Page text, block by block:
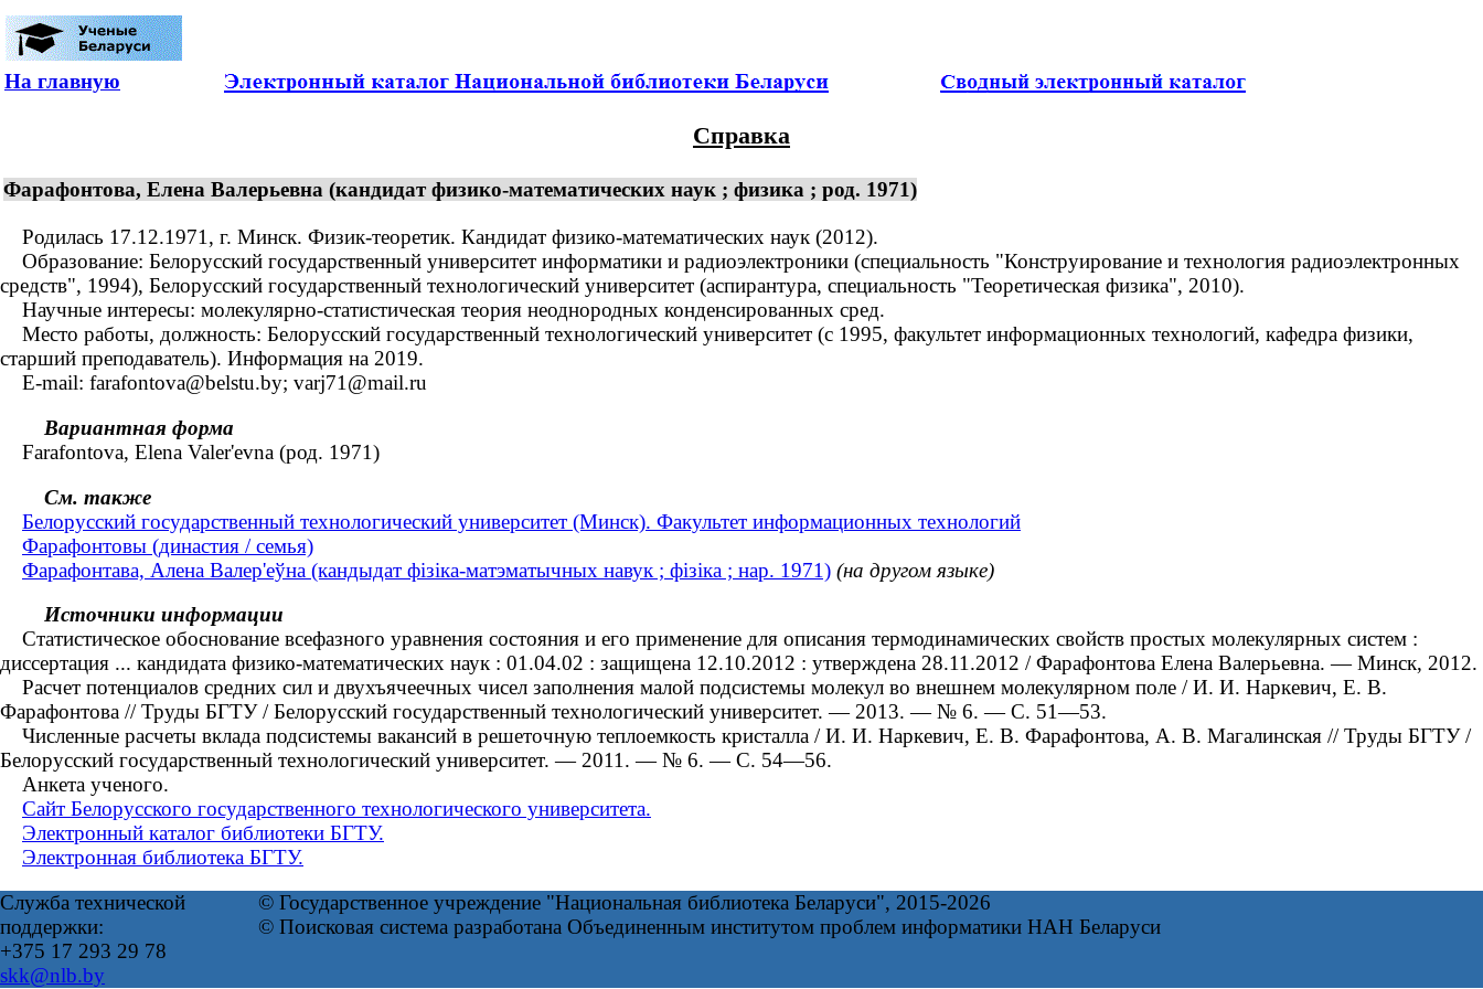
На главную
Справка
Фарафонтова, Елена Валерьевна (кандидат физико-математических наук ; физика ; род. 1971)
Родилась 17.12.1971, г. Минск. Физик-теоретик. Кандидат физико-математических наук (2012).
Образование: Белорусский государственный университет информатики и радиоэлектроники (специальность "Конструирование и технология радиоэлектронных
средств", 1994), Белорусский государственный технологический университет (аспирантура, специальность "Теоретическая физика", 2010).
Научные интересы: молекулярно-статистическая теория неоднородных конденсированных сред.
Место работы, должность: Белорусский государственный технологический университет (с 1995, факультет информационных технологий, кафедра физики,
старший преподаватель). Информация на 2019.
E-mail: farafontova@belstu.by; varj71@mail.ru
Вариантная форма
Farafontova, Elena Valer'evna (род. 1971)
См. также
Белорусский государственный технологический университет (Минск). Факультет информационных технологий
Фарафонтовы (династия / семья)
Фарафонтава, Алена Валер'еўна (кандыдат фізіка-матэматычных навук ; фізіка ; нар. 1971) (на другом языке)
Источники информации
Статистическое обоснование всефазного уравнения состояния и его применение для описания термодинамических свойств простых молекулярных систем :
диссертация ... кандидата физико-математических наук : 01.04.02 : защищена 12.10.2012 : утверждена 28.11.2012 / Фарафонтова Елена Валерьевна. — Минск, 2012.
Расчет потенциалов средних сил и двухъячеечных чисел заполнения малой подсистемы молекул во внешнем молекулярном поле / И. И. Наркевич, Е. В.
Фарафонтова // Труды БГТУ / Белорусский государственный технологический университет. — 2013. — № 6. — С. 51—53.
Численные расчеты вклада подсистемы вакансий в решеточную теплоемкость кристалла / И. И. Наркевич, Е. В. Фарафонтова, А. В. Магалинская // Труды БГТУ /
Белорусский государственный технологический университет. — 2011. — № 6. — С. 54—56.
Анкета ученого.
Сайт Белорусского государственного технологического университета.
Электронный каталог библиотеки БГТУ.
Электронная библиотека БГТУ.
Служба технической
поддержки:
+375 17 293 29 78
skk@nlb.by
© Государственное учреждение "Национальная библиотека Беларуси", 2015-2026
© Поисковая система разработана Объединенным институтом проблем информатики НАН Беларуси